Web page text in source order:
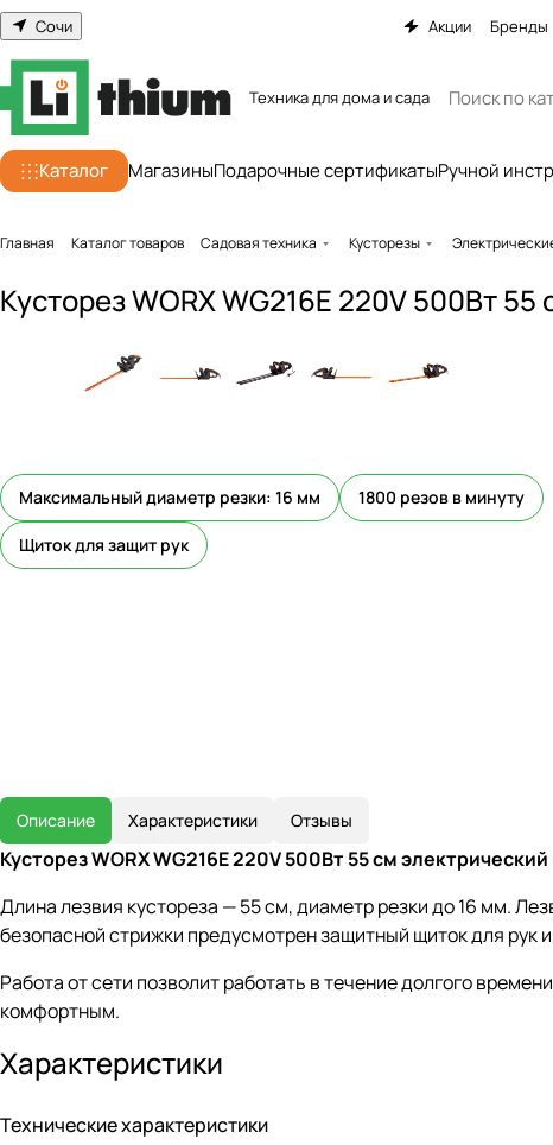
Сочи Акции Бренды
Техника для дома и сада
Каталог МагазиныПодарочные сертификатыРучной
Главная Каталог товаров Садовая техника Кусторезы
Кусторез WORX WG216E 220V 500Вт 55
Максимальный диаметр резки: 16 мм 1800 резов в минуту
Щиток для защит рук
Описание Характеристики Отзывы
Кусторез WORX WG216E 220V 500Вт 55 см электрический
Длина лезвия кустореза — 55 см, диаметр резки до 16 мм.
безопасной стрижки предусмотрен защитный щиток для рук
Работа от сети позволит работать в течение долгого
комфортным.
Характеристики
Технические характеристики